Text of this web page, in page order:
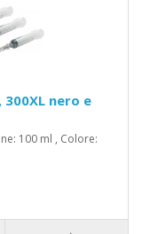
nero e
100 ml , Colore: